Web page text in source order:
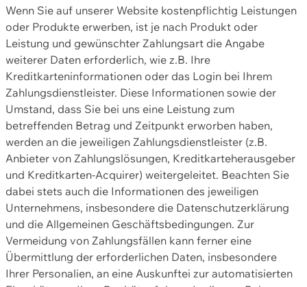
Wenn Sie auf unserer Website kostenpflichtig Leistungen
oder Produkte erwerben, ist je nach Produkt oder
Leistung und gewünschter Zahlungsart die Angabe
weiterer Daten erforderlich, wie z.B. Ihre
Kreditkarteninformationen oder das Login bei Ihrem
Zahlungsdienstleister. Diese Informationen sowie der
Umstand, dass Sie bei uns eine Leistung zum
betreffenden Betrag und Zeitpunkt erworben haben,
werden an die jeweiligen Zahlungsdienstleister (z.B.
Anbieter von Zahlungslösungen, Kreditkarteherausgeber
und Kreditkarten-Acquirer) weitergeleitet. Beachten Sie
dabei stets auch die Informationen des jeweiligen
Unternehmens, insbesondere die Datenschutzerklärung
und die Allgemeinen Geschäftsbedingungen. Zur
Vermeidung von Zahlungsfällen kann ferner eine
Übermittlung der erforderlichen Daten, insbesondere
Ihrer Personalien, an eine Auskunftei zur automatisierten